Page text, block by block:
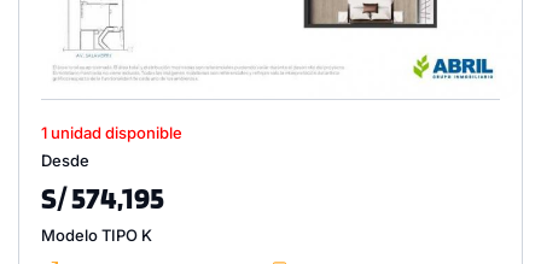
1 unidad disponible
Desde
S/ 574,195
Modelo TIPO K